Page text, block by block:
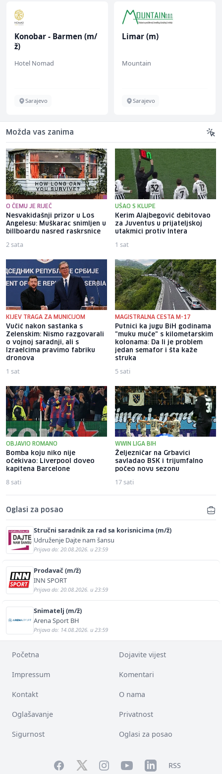
Konobar - Barmen (m/
ž)
Hotel Nomad
Sarajevo
Limar (m)
Mountain
Sarajevo
Možda vas zanima
O ČEMU JE RIJEČ
Nesvakidašnji prizor u Los
Angelesu: Muškarac snimljen u
billboardu nasred raskrsnice
2 sata
UŠAO S KLUPE
Kerim Alajbegović debitovao
za Juventus u prijateljskoj
utakmici protiv Intera
1 sat
KIJEV TRAGA ZA MUNICIJOM
Vučić nakon sastanka s
Zelenskim: Nismo razgovarali
o vojnoj saradnji, ali s
Izraelcima pravimo fabriku
dronova
1 sat
MAGISTRALNA CESTA M-17
Putnici ka jugu BiH godinama
"muku muče" s kilometarskim
kolonama: Da li je problem
jedan semafor i šta kaže
struka
5 sati
OBJAVIO ROMANO
Bomba koju niko nije
očekivao: Liverpool doveo
kapitena Barcelone
8 sati
WWIN LIGA BIH
Željezničar na Grbavici
savladao BSK i trijumfalno
počeo novu sezonu
17 sati
Oglasi za posao
Stručni saradnik za rad sa korisnicima (m/ž)
Udruženje Dajte nam šansu
Prijava do: 20.08.2026. u 23:59
Prodavač (m/ž)
INN SPORT
Prijava do: 20.08.2026. u 23:59
Snimatelj (m/ž)
Arena Sport BH
Prijava do: 14.08.2026. u 23:59
Početna Dojavite vijest
Impressum Komentari
Kontakt O nama
Oglašavanje Privatnost
Sigurnost Oglasi za posao
FacebookTwitterInstagramYouTubeLinkedInRSS